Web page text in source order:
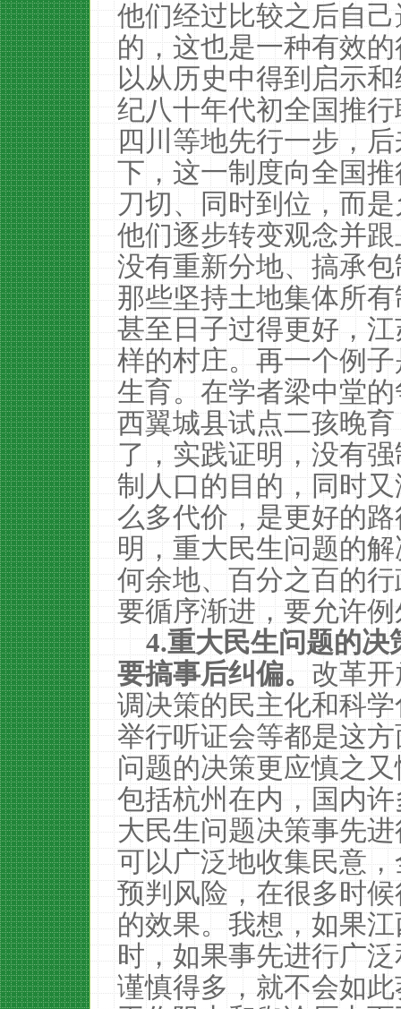
他们经过比较之后自
的，这也是一种有效
以从历史中得到启示
纪八十年代初全国推
四川等地先行一步，
下，这一制度向全国
刀切、同时到位，而
他们逐步转变观念并
没有重新分地、搞承
那些坚持土地集体所
甚至日子过得更好，
样的村庄。再一个例
生育。在学者梁中堂
西翼城县试点二孩晚
了，实践证明，没有
制人口的目的，同时
么多代价，是更好的
明，重大民生问题的
何余地、百分之百的
要循序渐进，要允许
4.重大民生问题的决
要搞事后纠偏。改革
调决策的民主化和科
举行听证会等都是这
问题的决策更应慎之
包括杭州在内，国内
大民生问题决策事先
可以广泛地收集民意
预判风险，在很多时
的效果。我想，如果
时，如果事先进行广
谨慎得多，就不会如